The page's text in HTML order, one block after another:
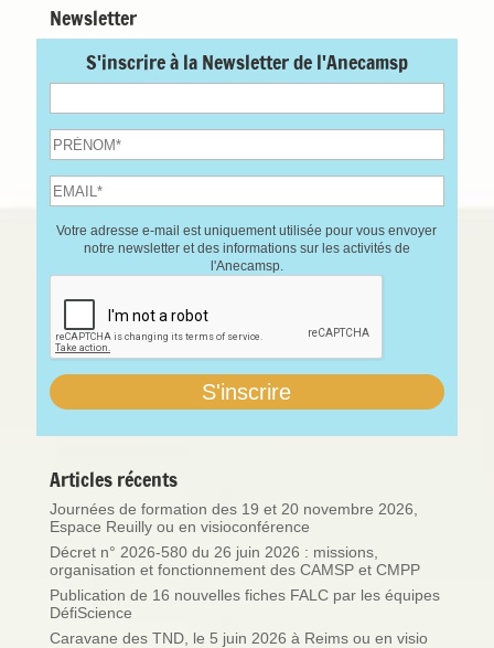
Newsletter
S'inscrire à la Newsletter de l'Anecamsp
Votre adresse e-mail est uniquement utilisée pour vous envoyer
notre newsletter et des informations sur les activités de
l'Anecamsp.
Articles récents
Journées de formation des 19 et 20 novembre 2026,
Espace Reuilly ou en visioconférence
Décret n° 2026-580 du 26 juin 2026 : missions,
organisation et fonctionnement des CAMSP et CMPP
Publication de 16 nouvelles fiches FALC par les équipes
DéfiScience
Caravane des TND, le 5 juin 2026 à Reims ou en visio